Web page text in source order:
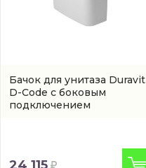
Бачок для унитаза Duravit
D-Code с боковым
подключением